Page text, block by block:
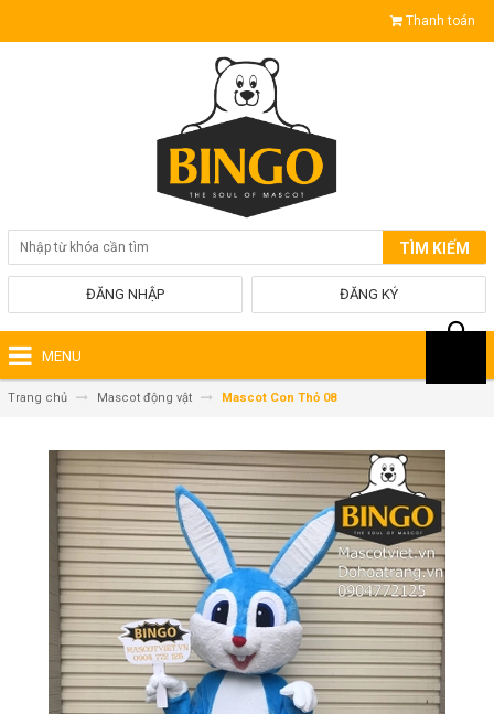
Thanh toán
TÌM KIẾM
ĐĂNG KÝ
ĐĂNG NHẬP
MENU
Trang chủ Mascot động vật Mascot Con Thỏ 08